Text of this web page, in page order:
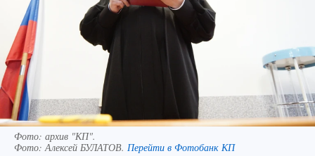
Фото: архив "КП".
Фото: Алексей БУЛАТОВ. Перейти в Фотобанк КП